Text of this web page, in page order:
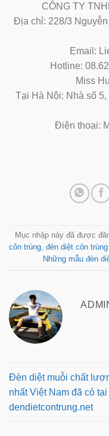
CÔNG TY
Địa chỉ: 228/3
Email:
Hotline:
Miss
Tại Hà Nội: Nhà số
Điện thoại:
Mục nhập này đã được
côn trùng, đèn diệt côn
Những mẫu đèn
Đèn diệt muỗi chất
nhất Việt Nam đã có tại
dendietcontrung.net